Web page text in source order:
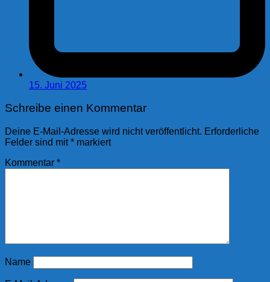
15. Juni 2025
Schreibe einen Kommentar
Deine E-Mail-Adresse wird nicht veröffentlicht. Erforderliche
Felder sind mit* markiert
Kommentar *
Name